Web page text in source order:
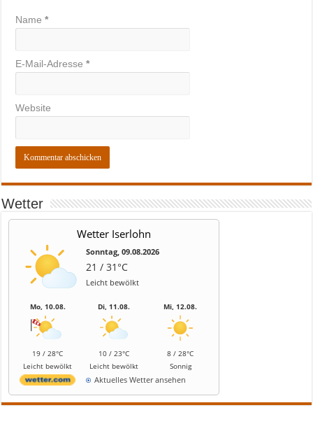
Name*
E-Mail-Adresse*
Website
Wetter
Wetter Iserlohn
Sonntag, 09.08.2026
21 / 31°C
Leicht bewölkt
Mo, 10.08.
19 / 28°C
Leicht bewölkt
Di, 11.08.
10 / 23°C
Leicht bewölkt
Mi, 12.08.
8 / 28°C
Sonnig
Aktuelles Wetter ansehen